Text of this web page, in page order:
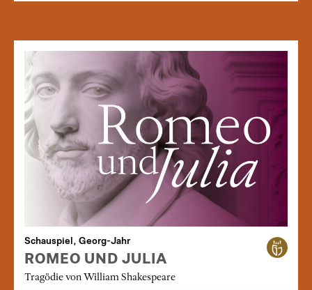
Schauspiel, Georg-Jahr
ROMEO UND JULIA
Tragödie von William Shakespeare